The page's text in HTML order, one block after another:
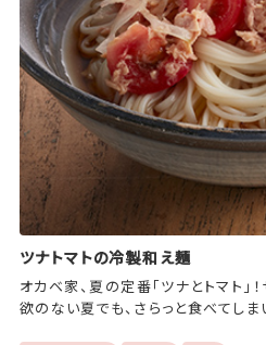
ツナトマトの冷製和え麺
オカベ家、夏の定番「ツナとトマト」
欲のない夏でも、さらっと食べてしま